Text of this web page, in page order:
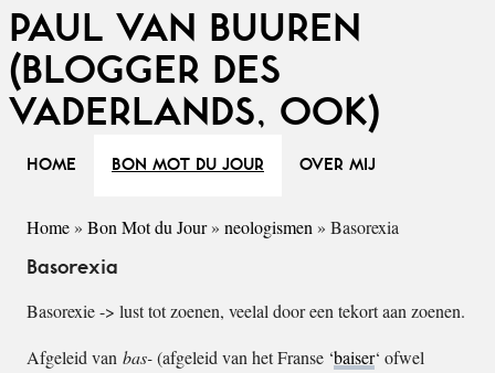
PAUL VAN BUUREN
(BLOGGER DES
VADERLANDS, OOK)
HOME BON MOT DU JOUR OVER MIJ
Home » Bon Mot du Jour» neologismen » Basorexia
Basorexia
Basorexie -> lust tot zoenen, veelal door een tekort aan zoenen.
Afgeleid van bas-(afgeleid van het Franse ‘baiser‘ ofwel